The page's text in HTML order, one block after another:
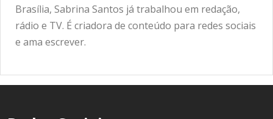
Brasília, Sabrina Santos já trabalhou em redação,
rádio e TV. É criadora de conteúdo para redes sociais
e ama escrever.